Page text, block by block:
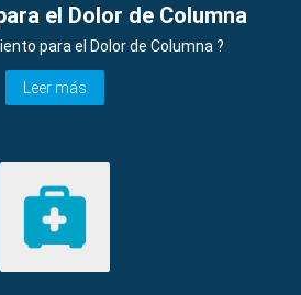
el Dolor de Columna
para el Dolor de Columna ?
Leer más